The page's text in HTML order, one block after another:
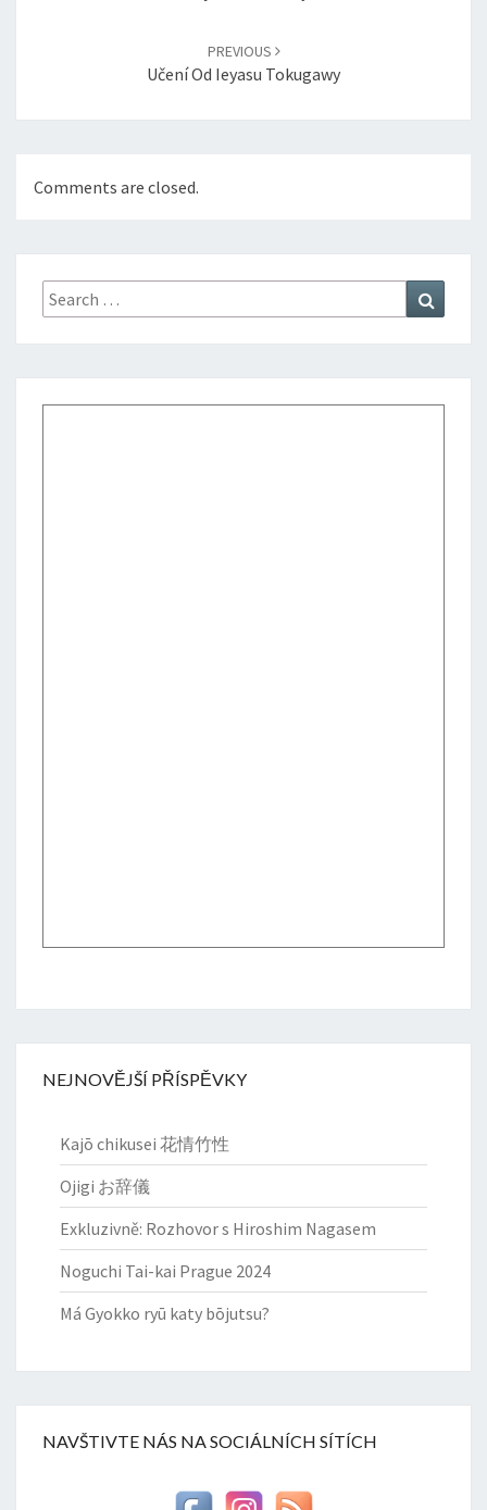
PREVIOUS
Učení Od Ieyasu Tokugawy
Comments are closed.
Search
for:
NEJNOVĚJŠÍ PŘÍSPĚVKY
Kajō chikusei 花情竹性
Ojigi お辞儀
Exkluzivně: Rozhovor s Hiroshim Nagasem
Noguchi Tai-kai Prague 2024
Má Gyokko ryū katy bōjutsu?
NAVŠTIVTE NÁS NA SOCIÁLNÍCH SÍTÍCH